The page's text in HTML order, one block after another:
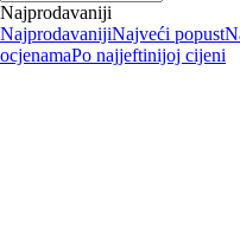
Najprodavaniji
NajprodavanijiNajveći popust
ocjenamaPo najjeftinijoj cijeni